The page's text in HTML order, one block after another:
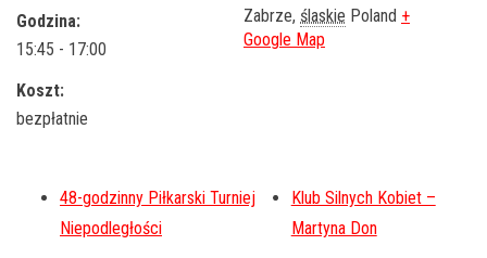
Godzina:
15:45 - 17:00
Koszt:
bezpłatnie
Zabrze, ślaskie Poland +
Google Map
48-godzinny Piłkarski Turniej
Niepodległości
Klub Silnych Kobiet –
Martyna Don